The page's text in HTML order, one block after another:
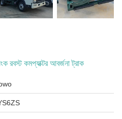
রবস্ট কমপ্যাক্টর আবর্জনা ট্রাক